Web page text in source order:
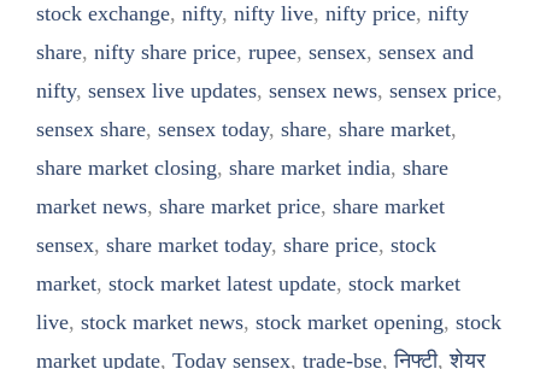
stock exchange, nifty, nifty live, nifty price, nifty
share, nifty share price, rupee, sensex, sensex and
nifty, sensex live updates, sensex news, sensex price,
sensex share, sensex today, share, share market,
share market closing, share market india, share
market news, share market price, share market
sensex, share market today, share price, stock
market, stock market latest update, stock market
live, stock market news, stock market opening, stock
market update, Today sensex, trade-bse,निफ्टी,शेयर